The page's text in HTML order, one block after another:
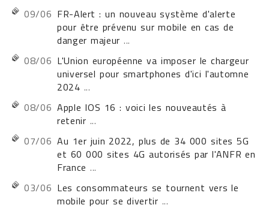
09/06 FR-Alert : un nouveau système d'alerte
pour être prévenu sur mobile en cas de
danger majeur ...
08/06 L'Union européenne va imposer le chargeur
universel pour smartphones d'ici l'automne
2024 ...
08/06 Apple IOS 16 : voici les nouveautés à
retenir ...
07/06 Au 1er juin 2022, plus de 34 000 sites 5G
et 60 000 sites 4G autorisés par l'ANFR en
France ...
03/06 Les consommateurs se tournent vers le
mobile pour se divertir ...